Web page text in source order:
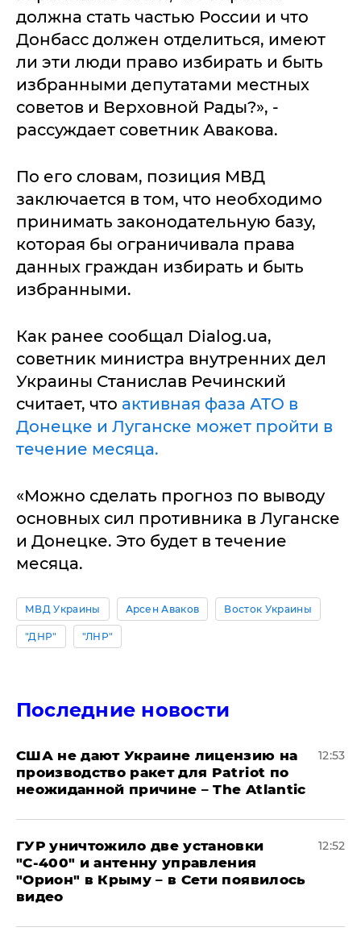
должна стать частью России и что
Донбасс должен отделиться, имеют
ли эти люди право избирать и быть
избранными депутатами местных
советов и Верховной Рады?», -
рассуждает советник Авакова.
По его словам, позиция МВД
заключается в том, что необходимо
принимать законодательную базу,
которая бы ограничивала права
данных граждан избирать и быть
избранными.
Как ранее сообщал Dialog.ua,
советник министра внутренних дел
Украины Станислав Речинский
считает, что активная фаза АТО в
Донецке и Луганске может пройти в
течение месяца.
«Можно сделать прогноз по выводу
основных сил противника в Луганске
и Донецке. Это будет в течение
месяца.
МВД Украины Арсен Аваков Восток Украины
"ДНР" "ЛНР"
Последние новости
США не дают Украине лицензию на
производство ракет для Patriot по
неожиданной причине – The Atlantic
12:53
ГУР уничтожило две установки
"С‑400" и антенну управления
"Орион" в Крыму – в Сети появилось
видео
12:52